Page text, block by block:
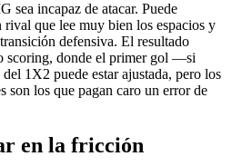
sea incapaz de atacar. Puede
rival que lee muy bien los espacios y
defensiva. El resultado
scoring, donde el primer gol —si
1X2 puede estar ajustada, pero los
son los que pagan caro un error de
en la fricción